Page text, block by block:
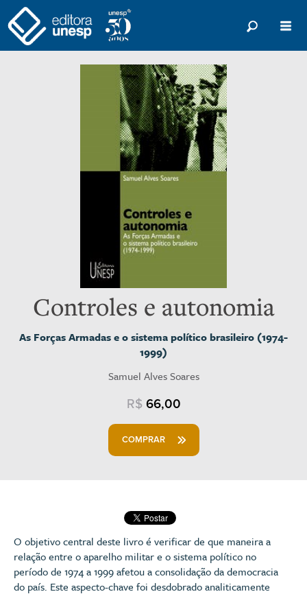
Controles e autonomia
As Forças Armadas e o sistema político brasileiro (1974-
1999)
Samuel Alves Soares
R$ 66,00
COMPRAR
O objetivo central deste livro é verificar de que maneira a
relação entre o aparelho militar e o sistema político no
período de 1974 a 1999 afetou a consolidação da democracia
do país. Este aspecto-chave foi desdobrado analiticamente